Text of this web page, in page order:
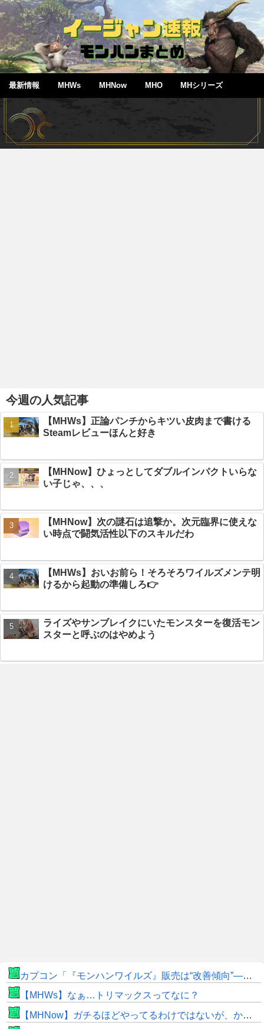
最新情報 MHWs MHNow MHO MHシリーズ
今週の人気記事
【MHWs】正論パンチからキツい皮肉まで書ける
Steamレビューほんと好き
【MHNow】ひょっとしてダブルインパクトいらな
い子じゃ、、、
【MHNow】次の謎石は追撃か。次元臨界に使えな
い時点で闘気活性以下のスキルだわ
【MHWs】おいお前ら！そろそろワイルズメンテ明
けるから起動の準備しろ👉
ライズやサンブレイクにいたモンスターを復活モン
スターと呼ぶのはやめよう
カプコン「『モンハンワイルズ』販売は“改善傾向”―中長期でワールド超え目指す」
【MHWs】なぁ…トリマックスってなに？
【MHNow】ガチるほどやってるわけではないが、かと言って要撃戦くらいしかやることないんだよな